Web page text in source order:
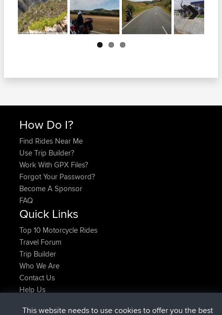
Next
How Do I?
Find Rides Near Me
Use Trip Builder?
Work With GPX Files?
Forgot Your Password?
Become A Sponsor
FAQ
Quick Links
Top 10 Motorcycle Rides
Travel Forum
Trip Builder
Who We Are
Contact Us
Help Us
This website needs to use cookies to offer you the best